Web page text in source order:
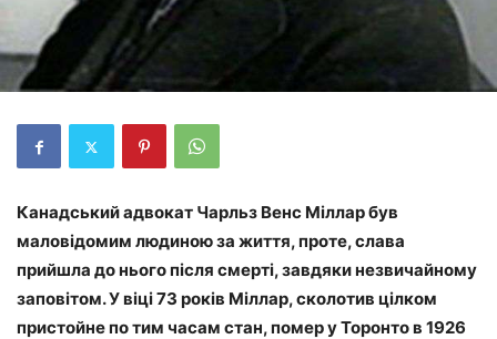
Канадський адвокат Чарльз Венс Міллар був
маловідомим людиною за життя, проте, слава
прийшла до нього після смерті, завдяки незвичайному
заповітом. У віці 73 років Міллар, сколотив цілком
пристойне по тим часам стан, помер у Торонто в 1926